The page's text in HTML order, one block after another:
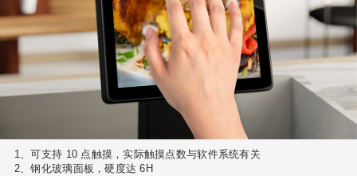
1、可支持 10 点触摸，实际触摸点数与软件系统有关
2、钢化玻璃面板，硬度达 6H